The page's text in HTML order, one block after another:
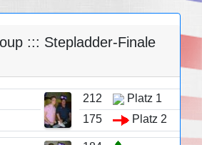
::: Stepladder-Finale
212
Platz 1
175 Platz 2